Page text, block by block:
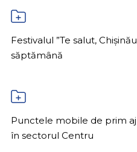
Festivalul ”Te salut,
săptămână
Punctele mobile de prim
în sectorul Centru